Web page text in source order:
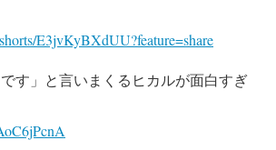
E3jvKyBXdUU?feature=share
す」と言いまくるヒカルが面白すぎ